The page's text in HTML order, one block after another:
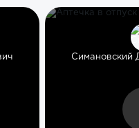
Симановский